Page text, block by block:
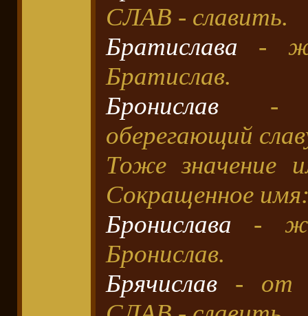
СЛАВ - славить.
Братислава -
Братислав.
Бронислав-
оберегающий
Тоже значение
Сокращенное
Бронислава -
Бронислав.
Брячислав- от